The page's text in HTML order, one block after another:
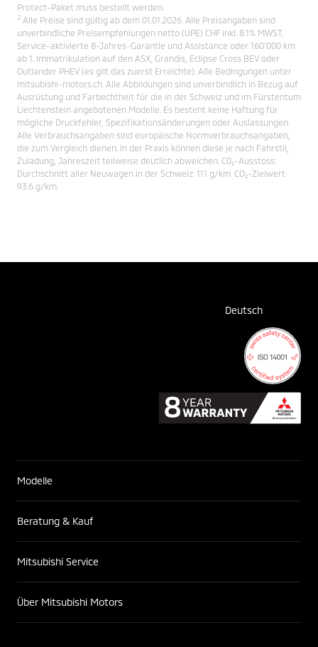
Protect-Paket muss bestellt werden.
2 Alle Preise sind gültig ab dem 01.01.2026. Alle Preisangaben sind
unverbindliche Preisempfehlungen netto (UPE) CHF inkl. 8.1% MWST.
Service-aktivierte 8-Jahres-Garantie und Assistance oder 160’000 km
ab 1. Immatrikulation auf den ASX, Grandis, Eclipse Cross BEV oder
Outlander PHEV (es gilt das zuerst Erreichte). Alle Bedingungen unter
mitsubishi-motors.ch. Alle Abbildungen sind unverbindlich in Bezug auf
Ausrüstung und Farbechtheit für die in der Schweiz und im Fürstentum
Liechtenstein angebotenen Modelle. Es besteht keine Haftung für
mögliche Druckfehler, Spezifikationsänderungen oder Auslassungen.
Alle Verbrauchsangaben sind europäische Normverbrauchsangaben,
die zum Vergleich dienen. In der Praxis können diese je nach Fahrstil,
Zuladung, Jahreszeit teilweise deutlich abweichen. C0₂-Ausstoss:
Durchschnitt aller Neuwagen in der Schweiz: 111 g/km. CO₂-Zielwert
93.6 g/km.
Deutsch
Modelle
Beratung & Kauf
Mitsubishi Service
Über Mitsubishi Motors